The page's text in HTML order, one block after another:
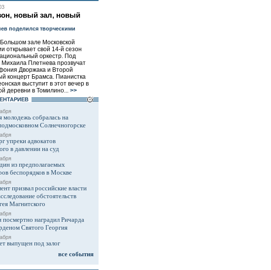
новый зал, новый
поделился творческими
зале Московской
открывает свой 14-й сезон
оркестр. Под
Плетнева прозвучат
Дворжака и Второй
концерт Брамса. Пианистка
выступит в этот вечер в
деревни в Томилино... >>
молодежь собралась на
Солнечногорске
упреки адвокатов
в давлении на суд
из предполагаемых
беспорядков в Москве
призвал российские власти
обстоятельств
Магнитского
посмертно наградил Ричарда
Святого Георгия
выпущен под залог
все события